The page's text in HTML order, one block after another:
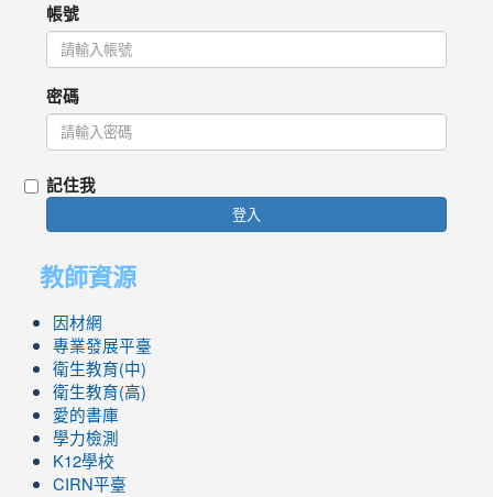
帳號
密碼
記住我
登入
教師資源
因材網
專業發展平臺
衛生教育(中)
衛生教育(高)
愛的書庫
學力檢測
K12學校
CIRN平臺